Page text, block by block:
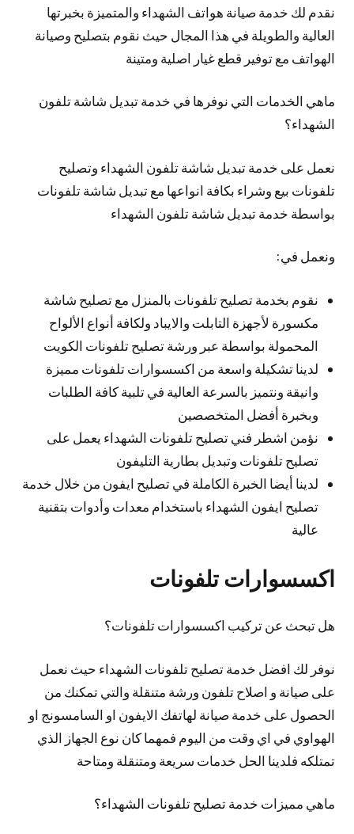
نقدم لك خدمة صيانة هواتف الشهداء والمتميزة بخبرتها
العالية والطويلة في هذا المجال حيث نقوم بتصليح وصيانة
الهواتف مع توفير قطع غيار اصلية ومتينة
ماهي الخدمات التي نوفرها في خدمة تبديل شاشة تلفون
الشهداء؟
نعمل على خدمة تبديل شاشة تلفون الشهداء وتصليح
تلفونات بيع وشراء بكافة انواعها مع تبديل شاشة تلفونات
بواسطة خدمة تبديل شاشة تلفون الشهداء
ونعمل في:
نقوم بخدمة تصليح تلفونات بالمنزل مع تصليح شاشة
مكسورة لأجهزة التابلت والايباد ولكافة أنواع الألواح
المحمولة بواسطة عبر ورشة تصليح تلفونات الكويت
لدينا تشكيلة واسعة من اكسسوارات تلفونات مميزة
وانيقة ونتميز بالسرعة العالية في تلبية كافة الطلبات
وبخبرة أفضل المتخصصين
نؤمن اشطر فني تصليح تلفونات الشهداء يعمل على
تصليح تلفونات وتبديل بطارية التليفون
لدينا أيضا الخبرة الكاملة في تصليح ايفون من خلال خدمة
تصليح ايفون الشهداء باستخدام معدات وأدوات بتقنية
عالية
اكسسوارات تلفونات
هل تبحث عن تركيب اكسسوارات تلفونات؟
نوفر لك افضل خدمة تصليح تلفونات الشهداء حيث نعمل
على صيانة و اصلاح تلفون ورشة متنقلة والتي تمكنك من
الحصول على خدمة صيانة لهاتفك الايفون او السامسونج او
الهواوي في اي وقت من اليوم فمهما كان نوع الجهاز الذي
تمتلكه فلدينا الحل خدمات سريعة ومتنقلة ومتاحة
ماهي مميزات خدمة تصليح تلفونات الشهداء؟